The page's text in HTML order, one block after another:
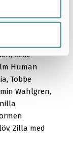
Anja
Prysselius,
Sarek,
Celie
Human
Tobbe
Wahlgren,
Zilla med